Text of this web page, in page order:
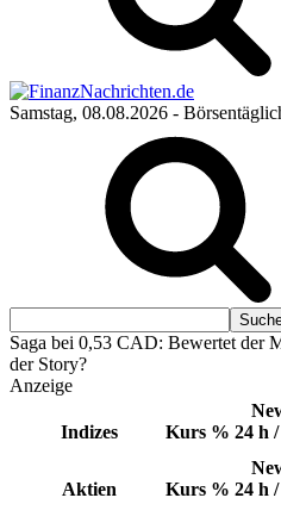
Samstag, 08.08.2026 -
Saga bei 0,53 CAD: Bewertet der
der Story?
Anzeige
Indizes Kurs % 24 h
Aktien Kurs % 24 h